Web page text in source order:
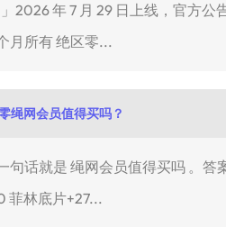
2026 年 7 月 29 日上线，官方
月所有 绝区零...
绳网会员值得买吗？
句话就是 绳网会员值得买吗 。
菲林底片+27...